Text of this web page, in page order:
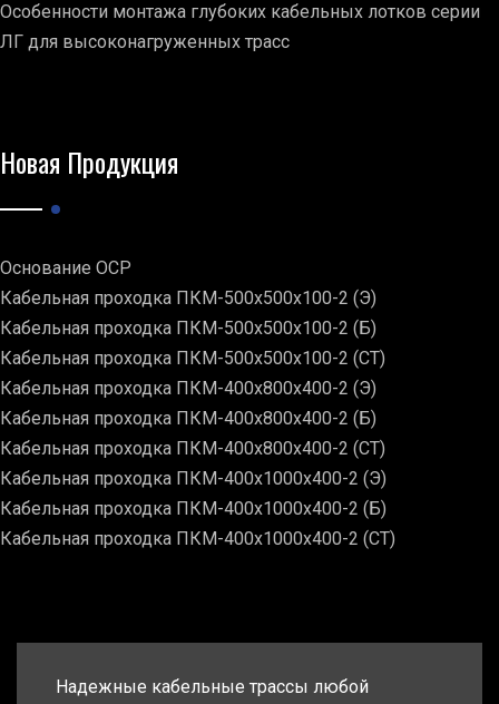
Особенности монтажа глубоких кабельных лотков серии
ЛГ для высоконагруженных трасс
Новая Продукция
Основание ОСР
Кабельная проходка ПКМ-500х500х100-2 (Э)
Кабельная проходка ПКМ-500х500х100-2 (Б)
Кабельная проходка ПКМ-500х500х100-2 (СТ)
Кабельная проходка ПКМ-400х800х400-2 (Э)
Кабельная проходка ПКМ-400х800х400-2 (Б)
Кабельная проходка ПКМ-400х800х400-2 (СТ)
Кабельная проходка ПКМ-400х1000х400-2 (Э)
Кабельная проходка ПКМ-400х1000х400-2 (Б)
Кабельная проходка ПКМ-400х1000х400-2 (СТ)
Надежные кабельные трассы любой